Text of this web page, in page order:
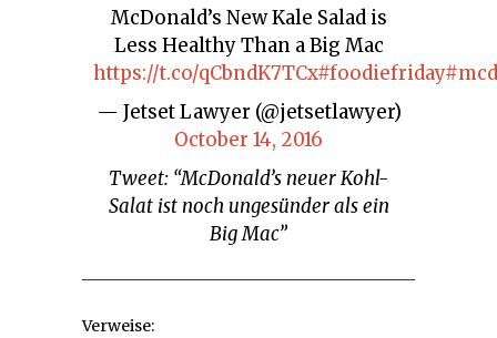
McDonald’s New Kale Salad is
Less Healthy Than a Big Mac
https://t.co/qCbndK7TCx#foodiefriday
— Jetset Lawyer (@jetsetlawyer)
October 14, 2016
Tweet: “McDonald’s neuer Kohl-
Salat ist noch ungesünder als ein
Big Mac”
Verweise: